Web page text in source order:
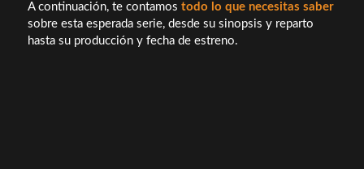
A continuación, te contamos todo lo que necesitas saber
sobre esta esperada serie, desde su sinopsis y reparto
hasta su producción y fecha de estreno.